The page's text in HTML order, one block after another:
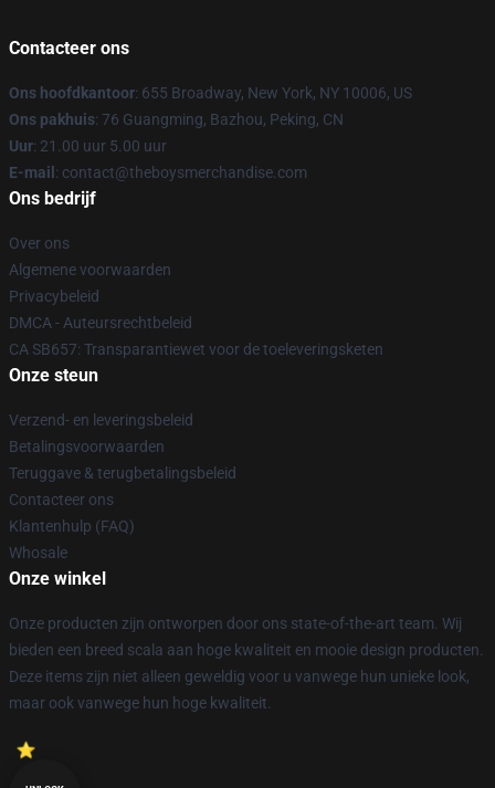
Contacteer ons
Ons hoofdkantoor: 655 Broadway, New York, NY 10006, US
Ons pakhuis: 76 Guangming, Bazhou, Peking, CN
Uur: 21.00 uur 5.00 uur
E-mail : contact@theboysmerchandise.com
Ons bedrijf
Over ons
Algemene voorwaarden
Privacybeleid
DMCA - Auteursrechtbeleid
CA SB657: Transparantiewet voor de toeleveringsketen
Onze steun
Verzend- en leveringsbeleid
Betalingsvoorwaarden
Teruggave & terugbetalingsbeleid
Contacteer ons
Klantenhulp (FAQ)
Whosale
Onze winkel
Onze producten zijn ontworpen door ons state-of-the-art team. Wij
bieden een breed scala aan hoge kwaliteit en mooie design producten.
Deze items zijn niet alleen geweldig voor u vanwege hun unieke look,
maar ook vanwege hun hoge kwaliteit.